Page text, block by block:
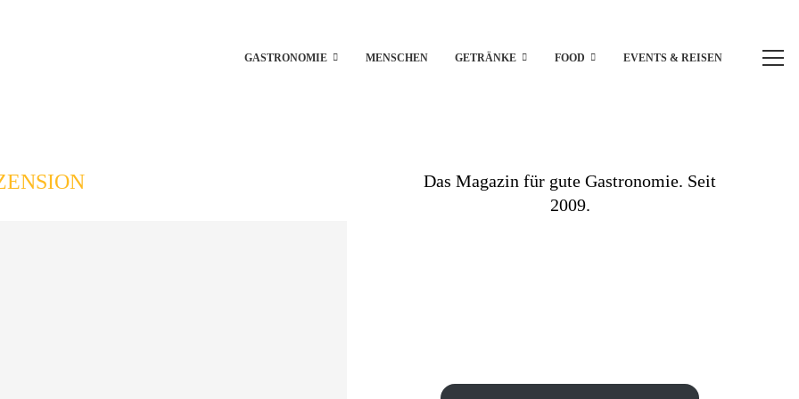
GASTRONOMIE MENSCHEN GETRÄNKE FOOD EVENTS & REISEN
Das Magazin für gute Gastronomie. Seit
2009.